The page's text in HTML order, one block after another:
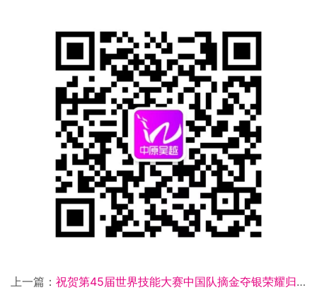
上一篇： 祝贺第45届世界技能大赛中国队摘金夺银荣耀归来